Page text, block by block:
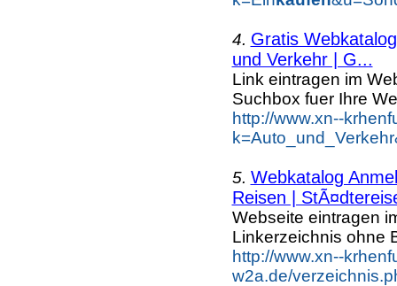
4. Gratis
und Verkehr | G...
Link eintragen im
Suchbox fuer Ihre
http://www.xn--
5. Webkatalog
Reisen |
Webseite eintragen
Linkerzeichnis ohne
http://www.xn--
w2a.de/